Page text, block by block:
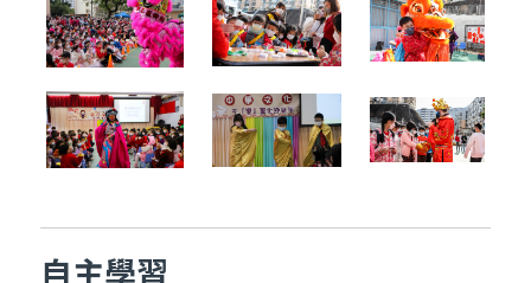
自主學習
我愛學語文(第
異體字知識庫
庫